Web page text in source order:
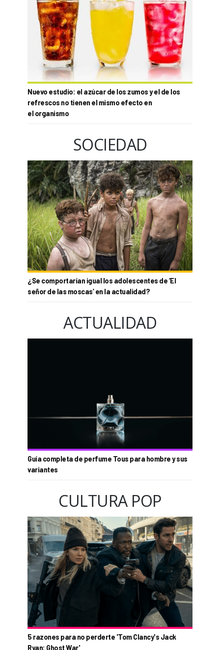
Nuevo estudio: el azúcar de los zumos y el de los
refrescos no tienen el mismo efecto en
el organismo
SOCIEDAD
¿Se comportarían igual los adolescentes de ‘El
señor de las moscas’ en la actualidad?
ACTUALIDAD
Guía completa de perfume Tous para hombre y sus
variantes
CULTURA POP
5 razones para no perderte 'Tom Clancy's Jack
Ryan: Ghost War'